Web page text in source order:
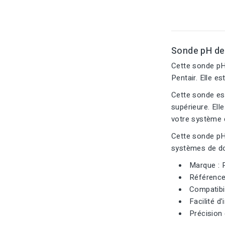
Sonde pH
Cette sonde
Pentair. Elle
Cette sonde
supérieure.
votre système
Cette sonde
systèmes de
Marque :
Facilité
Précision